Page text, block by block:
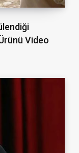
Video